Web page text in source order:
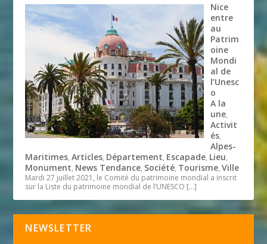
Nice
entre
au
Patrim
oine
Mondi
al de
l’Unesc
o
A la
une,
Activit
és,
Alpes-
Maritimes,Articles, Département, Escapade, Lieu,
Monument, News Tendance, Société, Tourisme,Ville
Mardi 27 juillet 2021, le Comité du patrimoine mondial a inscrit
sur la Liste du patrimoine mondial de l’UNESCO […]
NEWSLETTER